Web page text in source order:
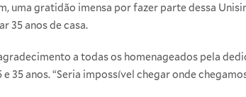
uma gratidão imensa por fazer parte dessa
35 anos de casa.
a todas os homenageados pela
e 35 anos. “Seria impossível chegar onde